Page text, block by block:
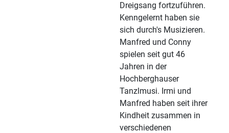
Dreigsang fortzuführen.
Kenngelernt haben sie
sich durch's Musizieren.
Manfred und Conny
spielen seit gut 46
Jahren in der
Hochberghauser
Tanzlmusi. Irmi und
Manfred haben seit ihrer
Kindheit zusammen in
verschiedenen